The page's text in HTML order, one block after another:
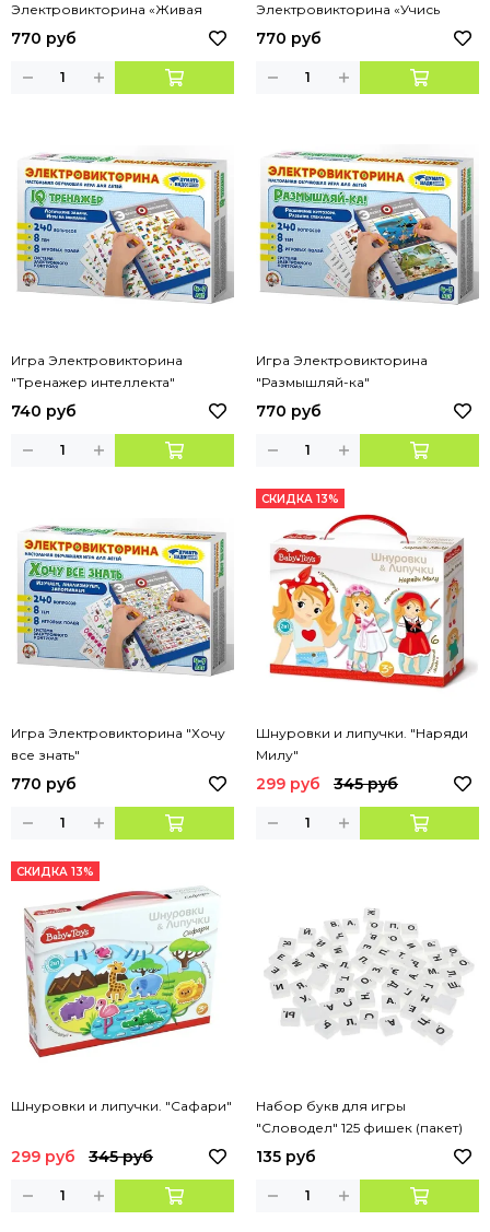
Электровикторина «Живая
природа»
770 руб
Электровикторина «Учись
играя!»
770 руб
Игра Электровикторина
"Тренажер интеллекта"
740 руб
Игра Электровикторина
"Размышляй-ка"
770 руб
Игра Электровикторина "Хочу
все знать"
770 руб
СКИДКА 13%
Шнуровки и липучки. "Наряди
Милу"
299 руб 345 руб
СКИДКА 13%
Шнуровки и липучки. "Сафари"
299 руб 345 руб
Набор букв для игры
"Словодел" 125 фишек (пакет)
135 руб